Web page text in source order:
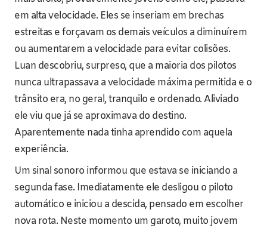
em alta velocidade. Eles se inseriam em brechas
estreitas e forçavam os demais veículos a diminuírem
ou aumentarem a velocidade para evitar colisões.
Luan descobriu, surpreso, que a maioria dos pilotos
nunca ultrapassava a velocidade máxima permitida e o
trânsito era, no geral, tranquilo e ordenado. Aliviado
ele viu que já se aproximava do destino.
Aparentemente nada tinha aprendido com aquela
experiência.
Um sinal sonoro informou que estava se iniciando a
segunda fase. Imediatamente ele desligou o piloto
automático e iniciou a descida, pensado em escolher
nova rota. Neste momento um garoto, muito jovem